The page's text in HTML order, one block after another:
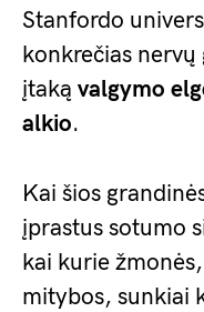
Stanfordo
konkrečias
įtaką valgymo
alkio.
Kai šios
įprastus sotumo
kai kurie
mitybos, sunkiai